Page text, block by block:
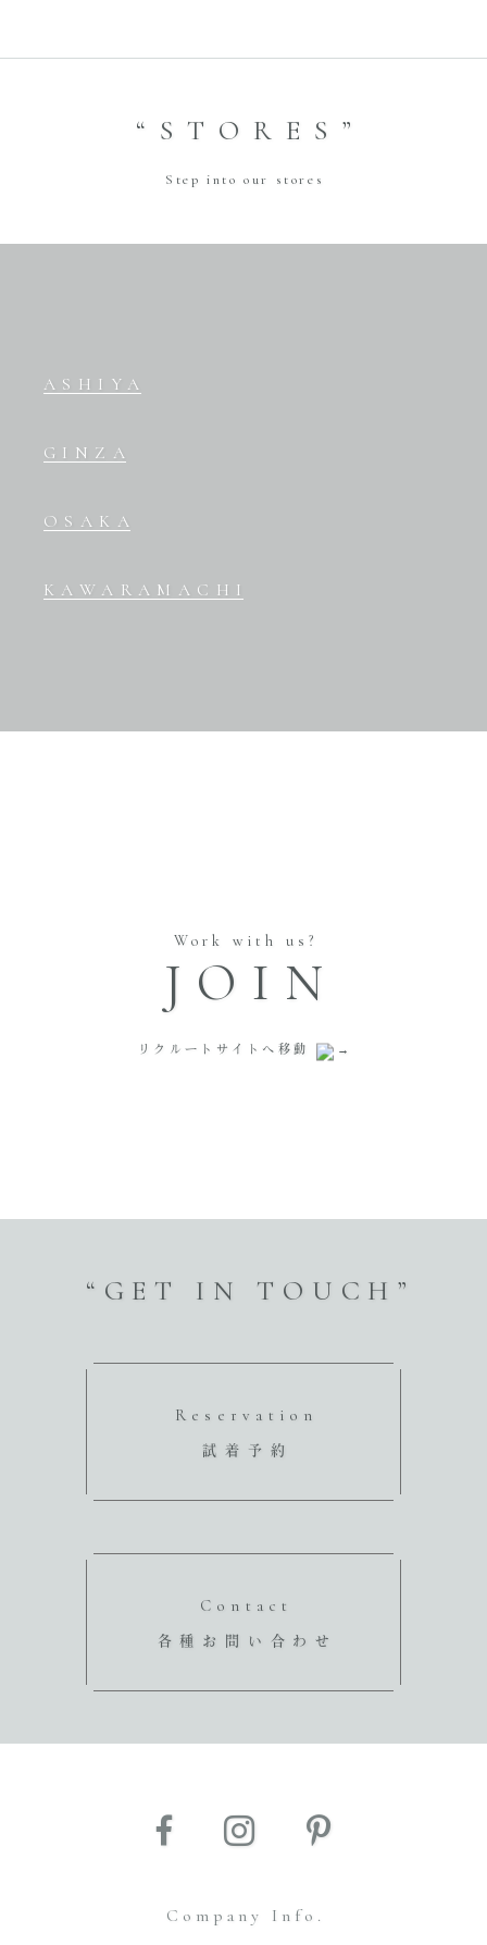
“STORES”
Step into our stores
ASHIYA
GINZA
OSAKA
KAWARAMACHI
Work with us?
JOIN
リクルートサイトへ移動
“GET IN TOUCH”
Reservation
試着予約
Contact
各種お問い合わせ
Company Info.